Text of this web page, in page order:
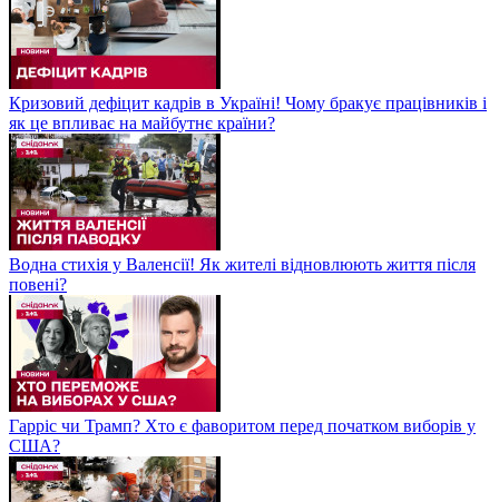
Кризовий дефіцит кадрів в Україні! Чому бракує працівників і
як це впливає на майбутнє країни?
Водна стихія у Валенсії! Як жителі відновлюють життя після
повені?
Гарріс чи Трамп? Хто є фаворитом перед початком виборів у
США?